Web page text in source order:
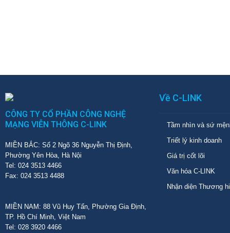
CÔNG TY CỔ PHẦN CÔNG NGHỆ
MẠNG VIỄN THÔNG C-LINK
MIỀN BẮC: Số 2 Ngõ 36 Nguyễn Thị Định,
Phường Yên Hòa, Hà Nội
Tel: 024 3513 4466
Fax: 024 3513 4488
MIỀN NAM: 88 Vũ Huy Tấn, Phường Gia Định,
TP. Hồ Chí Minh, Việt Nam
Tel: 028 3920 4466
Về C-LINK
Tầm nhìn và sứ
Triết lý kinh doanh
Giá trị cốt lõi
Văn hóa C-LINK
Nhận diện Thương